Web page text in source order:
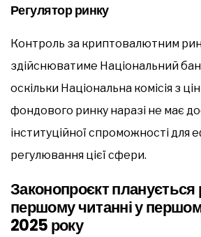
Регулятор ринку
Контроль за криптовалютним
здійснюватиме Національний
оскільки Національна комісія з
фондового ринку наразі не має
інституційної спроможності для
регулювання цієї сфери.
Законопроєкт планується
першому читанні у
2025 року